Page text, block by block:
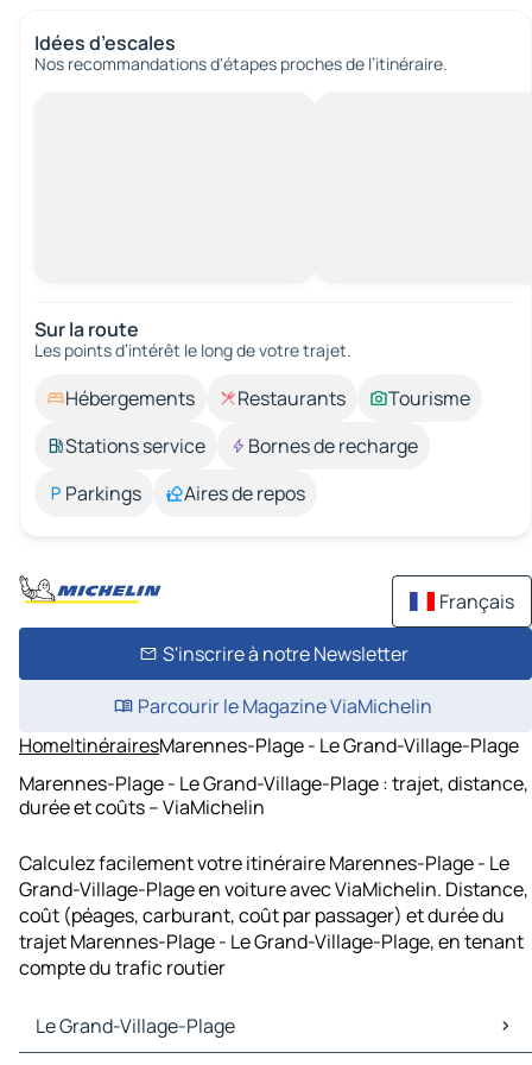
Idées d’escales
Nos recommandations d'étapes proches de l’itinéraire.
Sur la route
Les points d’intérêt le long de votre trajet.
Hébergements Restaurants
Tourisme
Stations service
Bornes de recharge
Parkings
Aires de repos
Français
S'inscrire à notre Newsletter
Parcourir le Magazine ViaMichelin
HomeItinérairesMarennes-Plage - Le Grand-Village-Plage
Marennes-Plage - Le Grand-Village-Plage : trajet, distance,
durée et coûts – ViaMichelin
Calculez facilement votre itinéraire Marennes-Plage - Le
Grand-Village-Plage en voiture avec ViaMichelin. Distance,
coût (péages, carburant, coût par passager) et durée du
trajet Marennes-Plage - Le Grand-Village-Plage, en tenant
compte du trafic routier
Le Grand-Village-Plage